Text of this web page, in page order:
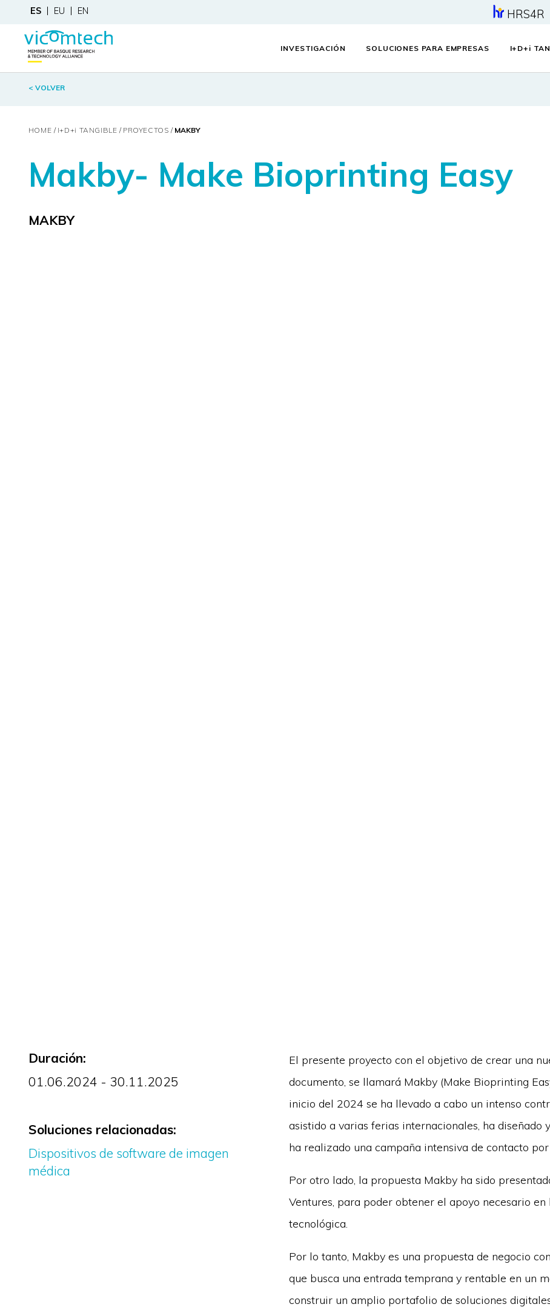
ES EU EN HRS4R
INVESTIGACIÓN SOLUCIONES PARA EMPRESAS I+D+ i
< VOLVER
HOME I+D+i TANGIBLE PROYECTOS MAKBY
Makby- Make Bioprinting Easy
MAKBY
Duración:
01.06.2024 - 30.11.2025
Soluciones relacionadas:
Dispositivos de software de imagen
médica
El presente proyecto con el objetivo de crear una
documento, se llamará Makby (Make Bioprinting
inicio del 2024 se ha llevado a cabo un intenso
asistido a varias ferias internacionales, ha
ha realizado una campaña intensiva de contacto
Por otro lado, la propuesta Makby ha sido
Ventures, para poder obtener el apoyo necesario
tecnológica.
Por lo tanto, Makby es una propuesta de negocio
que busca una entrada temprana y rentable en un
construir un amplio portafolio de soluciones